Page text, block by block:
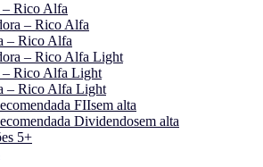
– Rico Alfa
– Rico Alfa
– Rico Alfa
– Rico Alfa Light
– Rico Alfa Light
– Rico Alfa Light
FIIsem alta
Dividendosem alta
5+